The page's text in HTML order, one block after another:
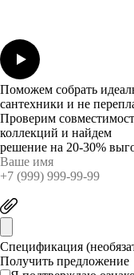
Поможем собрать
сантехники и не
Проверим
коллекций и найдем
решение на 20-30%
Спецификация